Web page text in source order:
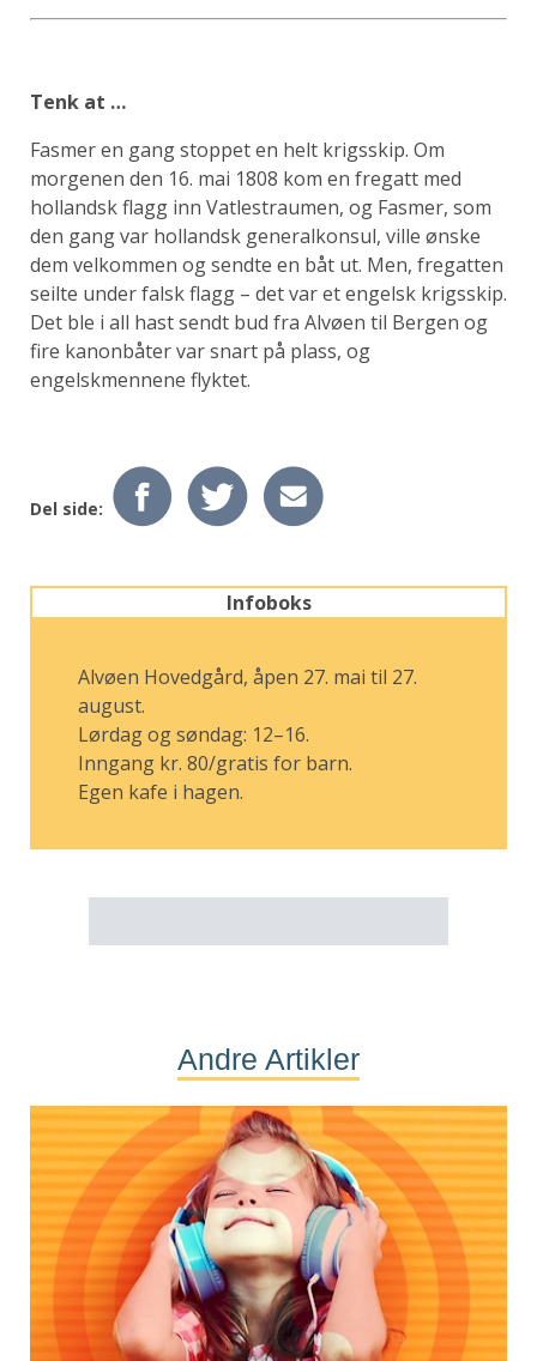
Tenk at …
Fasmer en gang stoppet en helt krigsskip. Om
morgenen den 16. mai 1808 kom en fregatt med
hollandsk flagg inn Vatlestraumen, og Fasmer, som
den gang var hollandsk generalkonsul, ville ønske
dem velkommen og sendte en båt ut. Men, fregatten
seilte under falsk flagg – det var et engelsk krigsskip.
Det ble i all hast sendt bud fra Alvøen til Bergen og
fire kanonbåter var snart på plass, og
engelskmennene flyktet.
Del side:
Infoboks
Alvøen Hovedgård, åpen 27. mai til 27.
august.
Lørdag og søndag: 12–16.
Inngang kr. 80/gratis for barn.
Egen kafe i hagen.
Andre Artikler